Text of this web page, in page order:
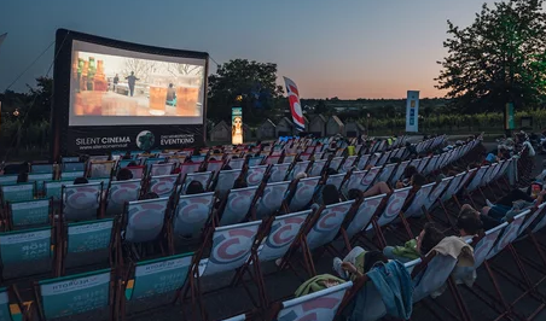
Enduro Touren
Tour 4 -
Enduro Tour 3 -